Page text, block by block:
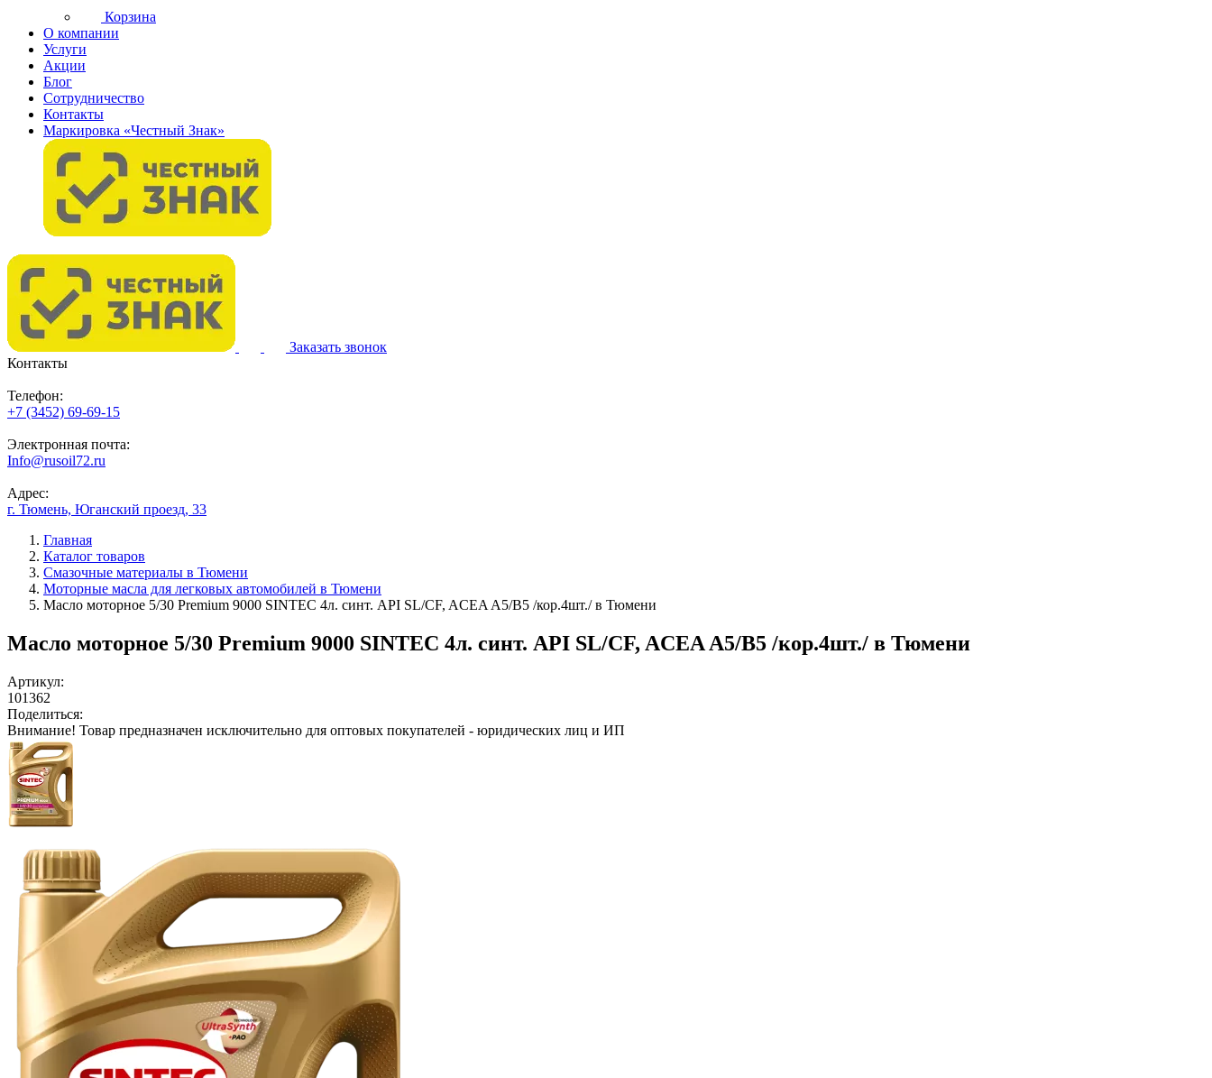
Корзина
О компании
Услуги
Акции
Блог
Сотрудничество
Контакты
Маркировка «Честный Знак»
Заказать звонок
Контакты
Телефон:
+7 (3452) 69-69-15
Электронная почта:
Info@rusoil72.ru
Адрес:
г. Тюмень, Юганский проезд, 33
Главная
Каталог товаров
Смазочные материалы в Тюмени
Моторные масла для легковых автомобилей в Тюмени
Масло моторное 5/30 Premium 9000 SINTEC 4л. синт. API SL/CF, ACEA A5/B5 /кор.4шт./ в Тюмени
Масло моторное 5/30 Premium 9000 SINTEC 4л. синт. API SL/CF, ACEA A5/B5 /кор.4шт./ в Тюмени
Артикул:
101362
Поделиться:
Внимание! Товар предназначен исключительно для оптовых покупателей - юридических лиц и ИП